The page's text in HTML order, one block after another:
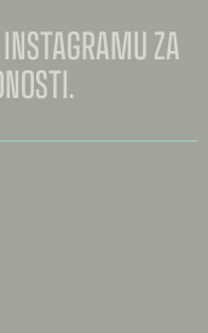
ZA